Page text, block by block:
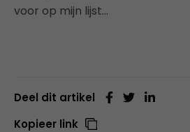
voor op mijn lijst…
Deel dit artikel
Kopieer link